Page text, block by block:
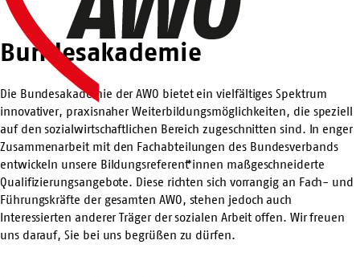
Suche
Bundesakademie
Bundesakademie
Die Bundesakademie der AWO bietet ein vielfältiges Spektrum
innovativer, praxisnaher Weiterbildungsmöglichkeiten, die speziell
auf den sozialwirtschaftlichen Bereich zugeschnitten sind. In enger
Zusammenarbeit mit den Fachabteilungen des Bundesverbands
entwickeln unsere Bildungsreferent*innen maßgeschneiderte
Qualifizierungsangebote. Diese richten sich vorrangig an Fach- und
Führungskräfte der gesamten AWO, stehen jedoch auch
Interessierten anderer Träger der sozialen Arbeit offen. Wir freuen
uns darauf, Sie bei uns begrüßen zu dürfen.